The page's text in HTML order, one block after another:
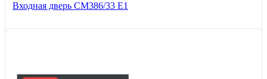
Входная дверь СМ386/33 Е1